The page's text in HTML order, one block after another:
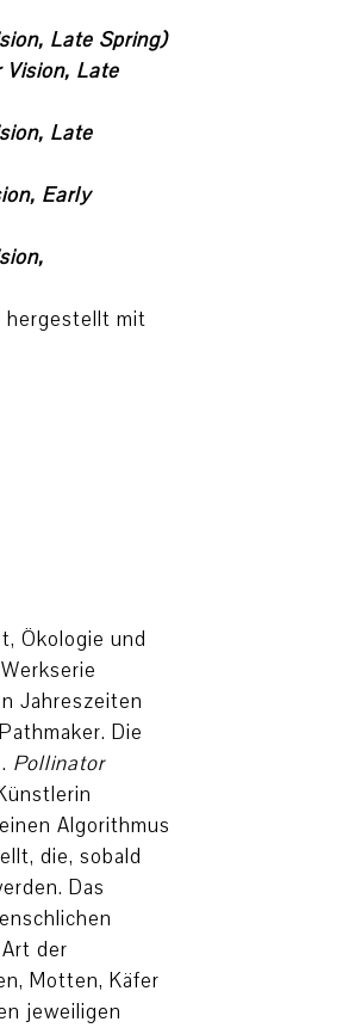
Late Spring)
Vision, Late
Late
Early
hergestellt mit
Ökologie und
Jahreszeiten
Die
Pollinator
Algorithmus
die, sobald
Das
der
Motten, Käfer
jeweiligen